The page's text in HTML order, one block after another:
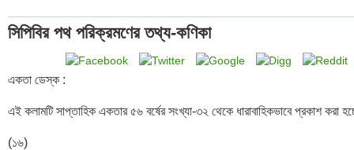
সিপিবির পথ পরিক্রমণের তথ্য-কণিকা
একতা ডেস্ক :
এই কলামটি সাপ্তাহিক একতার ৫৬ বর্ষের সংখ্যা-৩২ থেকে ধারাবাহিকভাবে প্রকাশ
(১৬)